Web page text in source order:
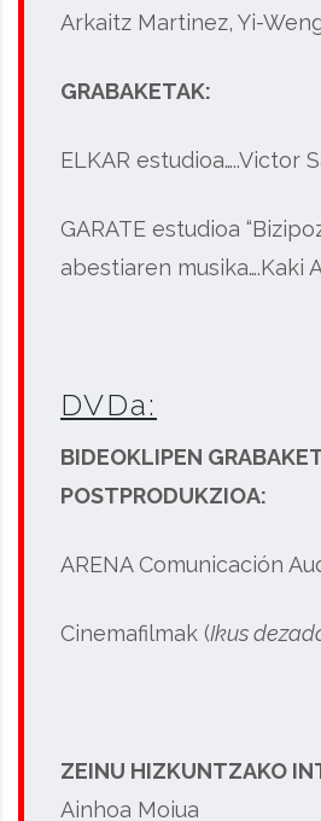
Arkaitz Martinez, Yi-
GRABAKETAK:
ELKAR estudioa…..Victor
GARATE estudioa
abestiaren musika….Kaki
DVDa:
BIDEOKLIPEN
POSTPRODUKZIOA:
ARENA Comunicación
Cinemafilmak (Ikus
ZEINU HIZKUNTZAKO
Ainhoa Moiua